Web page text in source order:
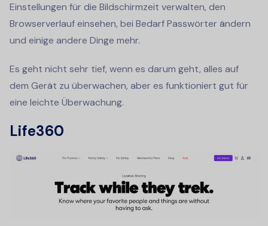
Einstellungen für die Bildschirmzeit verwalten, den
Browserverlauf einsehen, bei Bedarf Passwörter ändern
und einige andere Dinge mehr.
Es geht nicht sehr tief, wenn es darum geht, alles auf
dem Gerät zu überwachen, aber es funktioniert gut für
eine leichte Überwachung.
Life360